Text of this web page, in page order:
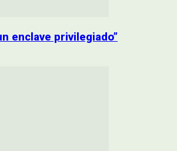
enclave privilegiado”